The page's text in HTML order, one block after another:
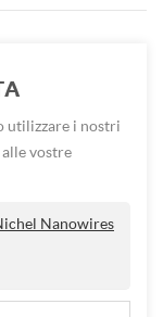
utilizzare i nostri
vostre
Nanowires